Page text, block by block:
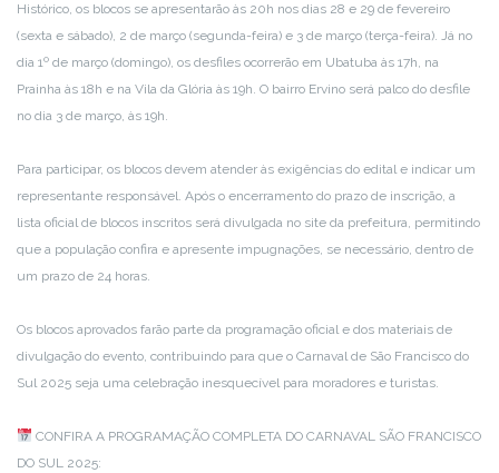
Histórico, os blocos se apresentarão às 20h nos dias 28 e 29 de fevereiro
(sexta e sábado), 2 de março (segunda-feira) e 3 de março (terça-feira). Já no
dia 1º de março (domingo), os desfiles ocorrerão em Ubatuba às 17h, na
Prainha às 18h e na Vila da Glória às 19h. O bairro Ervino será palco do desfile
no dia 3 de março, às 19h.
Para participar, os blocos devem atender às exigências do edital e indicar um
representante responsável. Após o encerramento do prazo de inscrição, a
lista oficial de blocos inscritos será divulgada no site da prefeitura, permitindo
que a população confira e apresente impugnações, se necessário, dentro de
um prazo de 24 horas.
Os blocos aprovados farão parte da programação oficial e dos materiais de
divulgação do evento, contribuindo para que o Carnaval de São Francisco do
Sul 2025 seja uma celebração inesquecível para moradores e turistas.
CONFIRA A PROGRAMAÇÃO COMPLETA DO CARNAVAL SÃO FRANCISCO
DO SUL 2025: